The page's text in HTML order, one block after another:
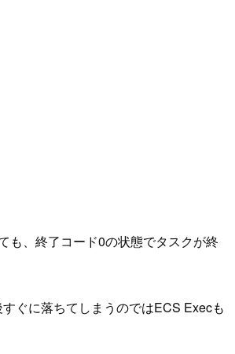
も、終了コード0の状態でタスクが終
ぐに落ちてしまうのではECS Execも